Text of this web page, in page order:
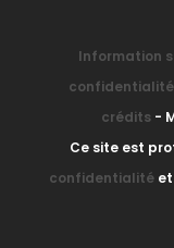
Information
confidentialité
crédits -
Ce site est
confidentialité